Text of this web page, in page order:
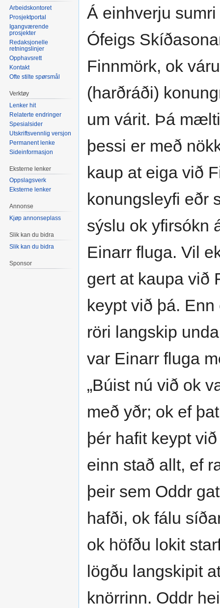
Á einhverju
Ófeigs
Finnmörk, ok
(harðráði)
um várit. Þá
þessi er með
kaup at eiga við
konungsleyfi eðr
sýslu ok yfirsókn
Einarr fluga. Vil
gert at kaupa við
keypt við þá.
röri langskip
var Einarr fluga
„Búist nú við ok
með yðr; ok ef
þér hafit keypt
einn stað allt, ef
þeir sem Oddr
hafði, ok fálu
ok höfðu lokit
lögðu langskipit
knörrinn. Oddr
Arbeidskontoret
Prosjektportal
Igangværende
prosjekter
Redaksjonelle
retningslinjer
Opphavsrett
Kontakt
Ofte stilte spørsmål
Verktøy
Lenker hit
Relaterte endringer
Spesialsider
Utskriftsvennlig versjon
Permanent lenke
Sideinformasjon
Eksterne lenker
Oppslagsverk
Eksterne lenker
Annonse
Kjøp annonseplass
Slik kan du bidra
Slik kan du bidra
Sponsor